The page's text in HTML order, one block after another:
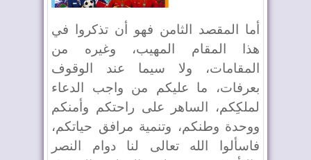
أما المقصد الثامن فهو أن تذكروا في
هذا المقام المهيب، وغيره من
المقامات، ولا سيما عند الوقوف
بعرفات، ما عليكم من واجب الدعاء
لملكِكم، الساهر على راحتكم وأمنكم
ووحدة وطنكم، وتنمية مرافق حياتكم،
فاسألوا الله تعالى لنا دوام النصر